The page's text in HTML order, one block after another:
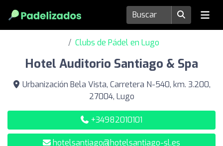
Clubs de Pádel en Lugo
Hotel Auditorio Santiago & Spa
Urbanización Bela Vista, Carretera N-540, km. 3.200,
27004, Lugo
+34982010101
hotelsantiago@hotelsantiago-sl.es